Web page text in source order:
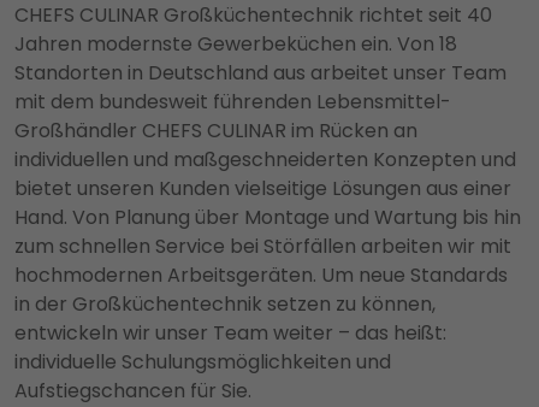
CHEFS CULINAR Großküchentechnik richtet seit 40
Jahren modernste Gewerbeküchen ein. Von 18
Standorten in Deutschland aus arbeitet unser Team
mit dem bundesweit führenden Lebensmittel-
Großhändler CHEFS CULINAR im Rücken an
individuellen und maßgeschneiderten Konzepten und
bietet unseren Kunden vielseitige Lösungen aus einer
Hand. Von Planung über Montage und Wartung bis hin
zum schnellen Service bei Störfällen arbeiten wir mit
hochmodernen Arbeitsgeräten. Um neue Standards
in der Großküchentechnik setzen zu können,
entwickeln wir unser Team weiter – das heißt:
individuelle Schulungsmöglichkeiten und
Aufstiegschancen für Sie.